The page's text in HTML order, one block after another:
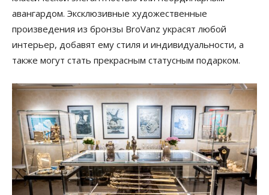
авангардом. Эксклюзивные художественные
произведения из бронзы BroVanz украсят любой
интерьер, добавят ему стиля и индивидуальности, а
также могут стать прекрасным статусным подарком.